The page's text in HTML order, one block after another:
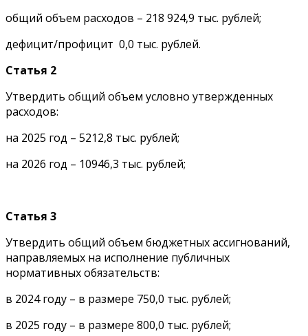
общий объем расходов – 218 924,9 тыс. рублей;
дефицит/профицит 0,0 тыс. рублей.
Статья 2
Утвердить общий объем условно утвержденных
расходов:
на 2025 год – 5212,8 тыс. рублей;
на 2026 год – 10946,3 тыс. рублей;
Статья 3
Утвердить общий объем бюджетных ассигнований,
направляемых на исполнение публичных
нормативных обязательств:
в 2024 году – в размере 750,0 тыс. рублей;
в 2025 году – в размере 800,0 тыс. рублей;